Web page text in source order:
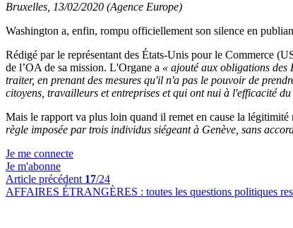
Bruxelles, 13/02/2020 (Agence Europe)
Washington a, enfin, rompu officiellement son silence en
Rédigé par le représentant des États-Unis pour le Commerce
de l’OA de sa mission. L'Organe a « ajouté aux obligations des
traiter, en prenant des mesures qu'il n'a pas le pouvoir de
citoyens, travailleurs et entreprises et qui ont nui à l'efficacité
Mais le rapport va plus loin quand il remet en cause la légitimité
règle imposée par trois individus siégeant à Genève, sans
Je me connecte
Je m'abonne
Article précédent 17/24
AFFAIRES ÉTRANGÈRES : toutes les questions politiques